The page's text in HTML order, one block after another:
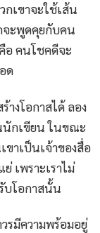
เขาจะใช้เส้น
จะพูดคุยกับคน
อ คนโชคดีจะ
ด
างโอกาสได้ ลอง
นักเขียน ในขณะ
ขาเป็นเจ้าของสื่อ
เพราะเราไม่
บโอกาสนั้น
รมีความพร้อมอยู่